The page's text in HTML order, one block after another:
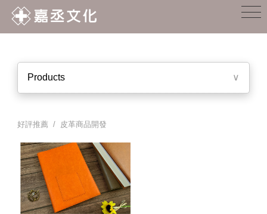
Products ∨
好評推薦 / 皮革商品開發